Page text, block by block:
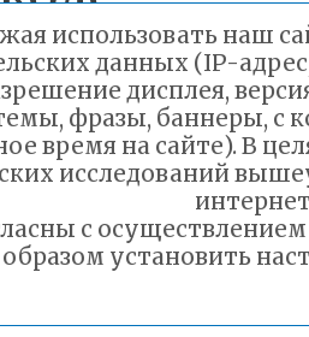
–
использовать наш
данных (IP-
дисплея,
фразы, баннеры, с
время на сайте). В
исследований
с
образом установить